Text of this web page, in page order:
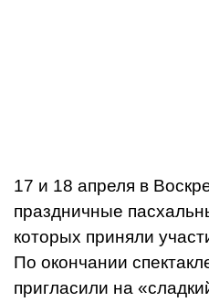
17 и 18 апреля в
праздничные
которых приняли
По окончании
пригласили на